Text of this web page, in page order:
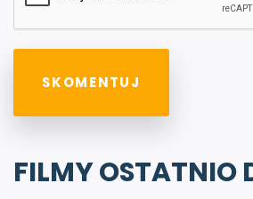
FILMY OSTATNIO